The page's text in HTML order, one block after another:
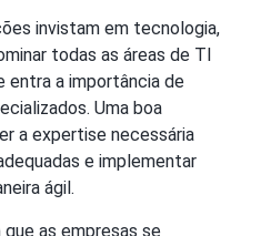
invistam em tecnologia,
todas as áreas de TI
entra a importância de
Uma boa
a expertise necessária
e implementar
ágil.
as empresas se